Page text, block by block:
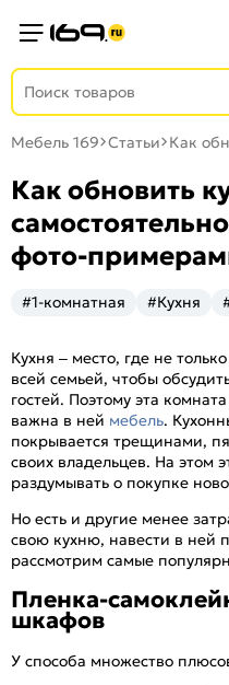
Мебель 169 Статьи Как
Как обновить
фото-
#1-комнатная #Кухня
Кухня – место, где не
всей семьей, чтобы
гостей. Поэтому эта
важна в ней мебель.
покрывается трещинами,
своих владельцев. На этом
раздумывать о покупке
Но есть и другие менее
свою кухню, навести в ней
рассмотрим самые
Пленка-
шкафов
У способа множество